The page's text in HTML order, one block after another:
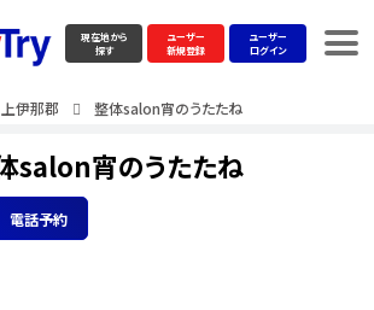
現在地から
探す
ユーザー
新規登録
ユーザー
ログイン
上伊那郡 整体salon宵のうたたね
salon宵のうたたね
電話予約